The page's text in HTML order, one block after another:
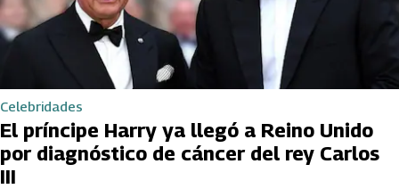
Celebridades
El príncipe Harry ya llegó a Reino Unido
por diagnóstico de cáncer del rey Carlos
III